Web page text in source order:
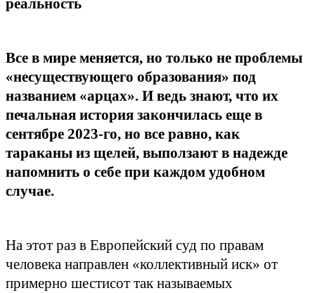
реальность
Все в мире меняется, но только не проблемы
«несуществующего образования» под
названием «арцах». И ведь знают, что их
печальная история закончилась еще в
сентябре 2023-го, но все равно, как
тараканы из щелей, выползают в надежде
напомнить о себе при каждом удобном
случае.
На этот раз в Европейский суд по правам
человека направлен «коллективный иск» от
примерно шестисот так называемых